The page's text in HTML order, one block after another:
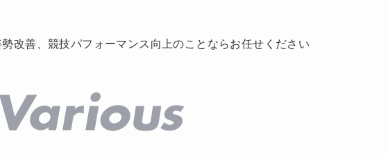
改善、競技パフォーマンス向上のことならお任せください